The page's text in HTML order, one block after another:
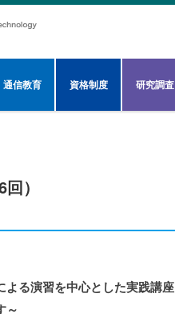
通信教育 資格制度 研究調査
）
る演習を中心とした実践講座
～